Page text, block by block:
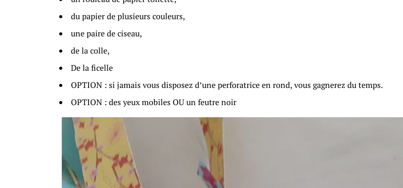
du papier de plusieurs couleurs,
une paire de ciseau,
de la colle,
De la ficelle
OPTION : si jamais vous disposez d’une perforatrice en rond, vous gagnerez du temps.
OPTION : des yeux mobiles OU un feutre noir